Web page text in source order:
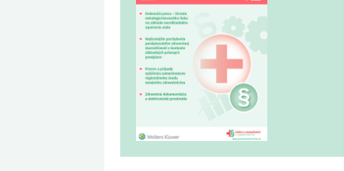
1. 7. 2026
Ministerstvo zdravotníctva zverejnilo
zoznam kategori...
29. 6. 2026
Rezort zdravotníctva zverejnil zoznam
kategorizovaných špeciálnych ...
29. 6. 2026
redakcia
Výzva na podporu dostupnosti zdravotnej
22. 6. 2026
redakcia
Od 1. augusta 2026 sa
implementáciu nových
knižke